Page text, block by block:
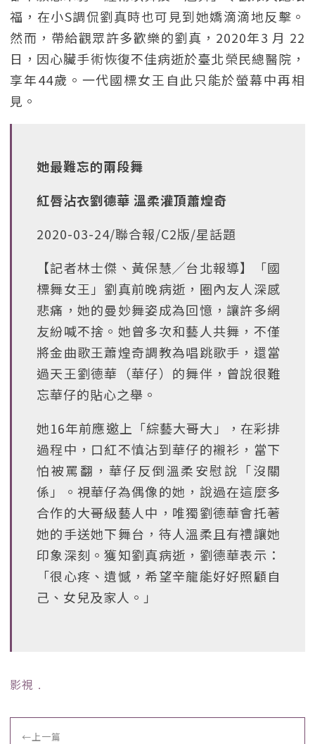
福，在小S調侃劉真時也可見到她嬌滴滴地反擊。
然而，帶給觀眾許多歡樂的劉真，2020年3 月 22
日，因心臟手術恢復不佳病逝於臺北榮民總醫院，
享年44歲。一代國標女王自此只能於螢幕中再相
見。
她最難忘的兩段舞
紅唇沾衣劉德華 溫柔灌頂蕭煌奇
2020-03-24/聯合報/C2版/星話題
【記者林士傑、黃保慧╱台北報導】「國
標舞女王」劉真前晚病逝，圈內友人深感
悲痛，她的曼妙舞姿成為回憶，讓許多網
友紛喊不捨。她曾多次和藝人共舞，不僅
將金曲歌王蕭煌奇調教為唱跳歌手，還當
過天王劉德華（華仔）的舞伴，曾說很難
忘華仔的貼心之舉。
她16年前應邀上「綜藝大哥大」，在彩排
過程中，口紅不慎沾到華仔的襯衫，當下
怕被罵翻，華仔反倒溫柔安慰說「沒關
係」。視華仔為偶像的她，說過在這麼多
合作的大哥級藝人中，唯獨劉德華會托著
她的手送她下舞台，待人溫柔且有禮讓她
印象深刻。獲知劉真病逝，劉德華表示：
「很心疼、遺憾，希望辛龍能好好照顧自
己、女兒及家人。」
影視 ﹒
←上一篇